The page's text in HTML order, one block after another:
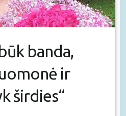
banda,
ir
širdies“